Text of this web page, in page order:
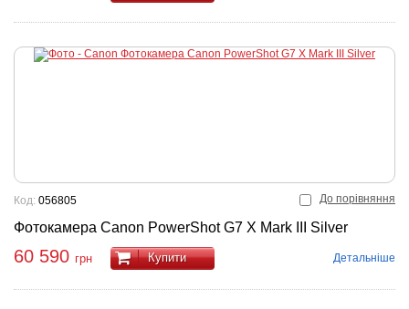
До порівняння
Фотокамера Canon PowerShot G7 X Mark III Silver
Код: 056805
60 590 грн Купити Детальніше